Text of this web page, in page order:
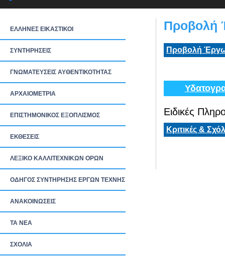
ΕΛΛΗΝΕΣ ΕΙΚΑΣΤΙΚΟΙ
ΣΥΝΤΗΡΗΣΕΙΣ
ΓΝΩΜΑΤΕΥΣΕΙΣ ΑΥΘΕΝΤΙΚΟΤΗΤΑΣ
ΑΡΧΑΙΟΜΕΤΡΙΑ
ΕΠΙΣΤΗΜΟΝΙΚΟΣ ΕΞΟΠΛΙΣΜΟΣ
ΕΚΘΕΣΕΙΣ
ΛΕΞΙΚΟ ΚΑΛΛΙΤΕΧΝΙΚΩΝ ΟΡΩΝ
ΟΔΗΓΟΣ ΣΥΝΤΗΡΗΣΗΣ ΕΡΓΩΝ ΤΕΧΝΗΣ
ΑΝΑΚΟΙΝΩΣΕΙΣ
ΤΑ ΝEΑ
ΣΧΟΛΙΑ
Προβολή
Προβολή
Ειδικές
Κριτικές &